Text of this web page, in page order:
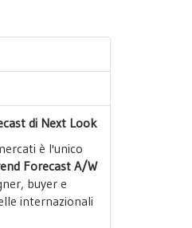
di Next Look
è l'unico
Forecast A/W
buyer e
internazionali